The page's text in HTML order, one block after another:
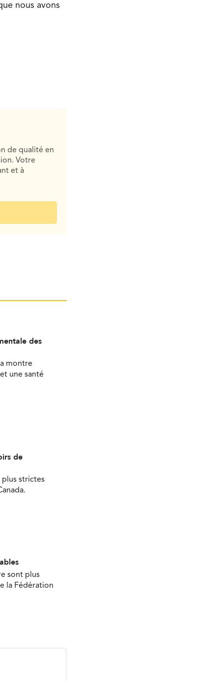
nous avons
de qualité en
Votre
et à
des
montre
une santé
de
plus strictes
sont plus
la Fédération